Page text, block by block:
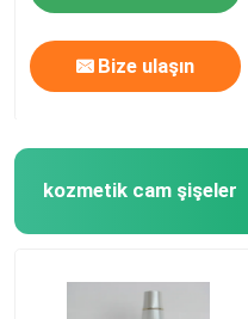
Boş Cam Şişeler
Parfüm Cam Şişeler
Bize ulaşın
kozmetik cam şişeler